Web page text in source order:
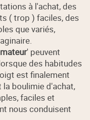
à l'achat, des
( trop ) faciles, des
que variés,
' peuvent
des habitudes
est finalement
la boulimie d'achat,
faciles et
nous conduisent